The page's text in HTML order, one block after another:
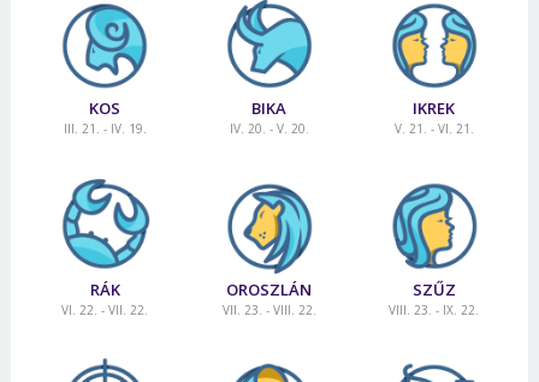
KOS
III. 21. - IV. 19.
BIKA
IV. 20. - V. 20.
IKREK
V. 21. - VI. 21.
RÁK
VI. 22. - VII. 22.
OROSZLÁN
VII. 23. - VIII. 22.
SZŰZ
VIII. 23. - IX. 22.